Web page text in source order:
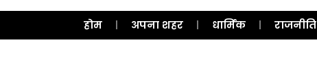
होम अपना शहर धार्मिक राजनीति